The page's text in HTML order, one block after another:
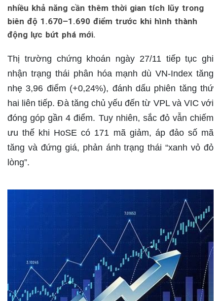
nhiều khả năng cần thêm thời gian tích lũy trong
biên độ 1.670–1.690 điểm trước khi hình thành
động lực bứt phá mới.
Thị trường chứng khoán ngày 27/11 tiếp tục ghi
nhận trạng thái phân hóa mạnh dù VN-Index tăng
nhẹ 3,96 điểm (+0,24%), đánh dấu phiên tăng thứ
hai liên tiếp. Đà tăng chủ yếu đến từ VPL và VIC với
đóng góp gần 4 điểm. Tuy nhiên, sắc đỏ vẫn chiếm
ưu thế khi HoSE có 171 mã giảm, áp đảo số mã
tăng và đứng giá, phản ánh trạng thái “xanh vỏ đỏ
lòng”.